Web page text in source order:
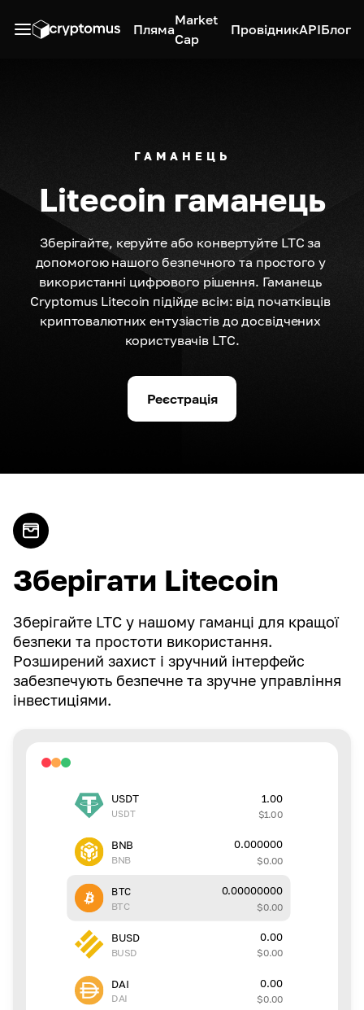
Пляма
Market
Cap
ПровідникAPIБлог
ГАМАНЕЦЬ
Litecoin гаманець
Зберігайте, керуйте або конвертуйте LTC за
допомогою нашого безпечного та простого у
використанні цифрового рішення. Гаманець
Cryptomus Litecoin підійде всім: від початківців
криптовалютних ентузіастів до досвідчених
користувачів LTC.
Реєстрація
Зберігати Litecoin
Зберігайте LTC у нашому гаманці для кращої
безпеки та простоти використання.
Розширений захист і зручний інтерфейс
забезпечують безпечне та зручне управління
інвестиціями.
USDT
USDT
1.00
$1.00
BNB
BNB
0.000000
$0.00
BTC
BTC
0.00000000
$0.00
BUSD
BUSD
0.00
$0.00
DAI
DAI
0.00
$0.00